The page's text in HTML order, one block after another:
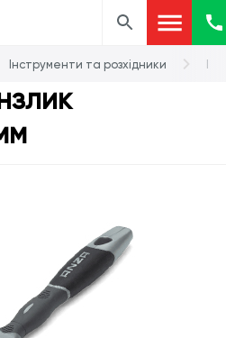
Інструменти та розхідники